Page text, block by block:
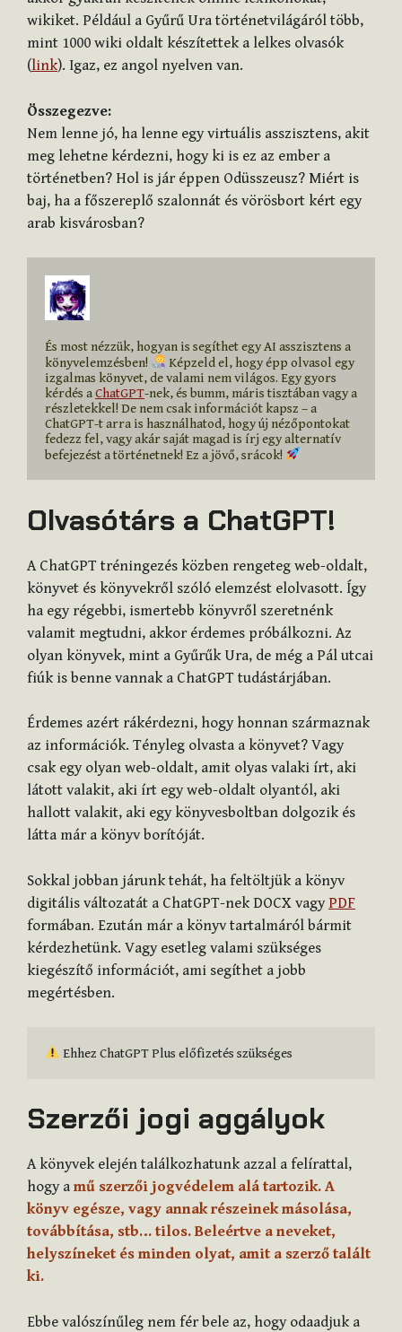
wikiket. Például a Gyűrű Ura történetvilágáról több,
mint 1000 wiki oldalt készítettek a lelkes olvasók
(link). Igaz, ez angol nyelven van.
Összegezve:
Nem lenne jó, ha lenne egy virtuális asszisztens, akit
meg lehetne kérdezni, hogy ki is ez az ember a
történetben? Hol is jár éppen Odüsszeusz? Miért is
baj, ha a főszereplő szalonnát és vörösbort kért egy
arab kisvárosban?
És most nézzük, hogyan is segíthet egy AI asszisztens a
könyvelemzésben!
Képzeld el, hogy épp olvasol egy
izgalmas könyvet, de valami nem világos. Egy gyors
kérdés a ChatGPT-nek, és bumm, máris tisztában vagy a
részletekkel! De nem csak információt kapsz – a
ChatGPT-t arra is használhatod, hogy új nézőpontokat
fedezz fel, vagy akár saját magad is írj egy alternatív
befejezést a történetnek! Ez a jövő, srácok!
Olvasótárs a ChatGPT!
A ChatGPT tréningezés közben rengeteg web-oldalt,
könyvet és könyvekről szóló elemzést elolvasott. Így
ha egy régebbi, ismertebb könyvről szeretnénk
valamit megtudni, akkor érdemes próbálkozni. Az
olyan könyvek, mint a Gyűrűk Ura, de még a Pál utcai
fiúk is benne vannak a ChatGPT tudástárjában.
Érdemes azért rákérdezni, hogy honnan származnak
az információk. Tényleg olvasta a könyvet? Vagy
csak egy olyan web-oldalt, amit olyas valaki írt, aki
látott valakit, aki írt egy web-oldalt olyantól, aki
hallott valakit, aki egy könyvesboltban dolgozik és
látta már a könyv borítóját.
Sokkal jobban járunk tehát, ha feltöltjük a könyv
digitális változatát a ChatGPT-nek DOCX vagy PDF
formában. Ezután már a könyv tartalmáról bármit
kérdezhetünk. Vagy esetleg valami szükséges
kiegészítő információt, ami segíthet a jobb
megértésben.
Ehhez ChatGPT Plus előfizetés szükséges
Szerzői jogi aggályok
A könyvek elején találkozhatunk azzal a felírattal,
hogy a mű szerzői jogvédelem alá tartozik. A
könyv egésze, vagy annak részeinek másolása,
továbbítása, stb… tilos. Beleértve a neveket,
helyszíneket és minden olyat, amit a szerző talált
ki.
Ebbe valószínűleg nem fér bele az, hogy odaadjuk a